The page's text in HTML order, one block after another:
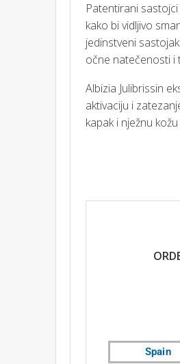
Patentirani
kako bi vidljivo
jedinstveni
očne natečenosti i
Albizia Julibrissin
aktivaciju i
kapak i nježnu
ORDER
Spain